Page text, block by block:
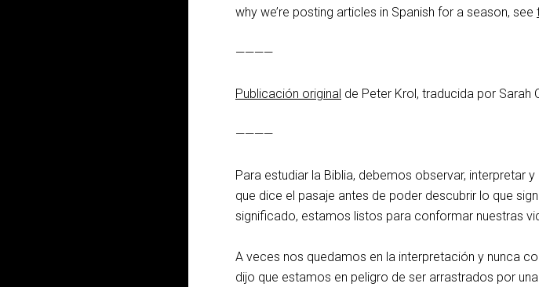
why we’re posting articles in Spanish for a season, see
————
Publicación original de Peter Krol, traducida por Sarah
————
Para estudiar la Biblia, debemos observar, interpretar
que dice el pasaje antes de poder descubrir lo que
significado, estamos listos para conformar nuestras
A veces nos quedamos en la interpretación y nunca
dijo que estamos en peligro de ser arrastrados por